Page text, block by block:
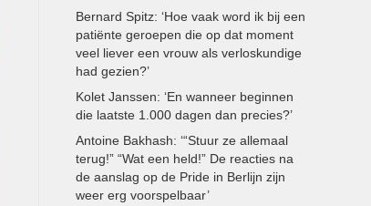
Bernard Spitz: ‘Hoe vaak word ik bij een
patiënte geroepen die op dat moment
veel liever een vrouw als verloskundige
had gezien?’
Kolet Janssen: ‘En wanneer beginnen
die laatste 1.000 dagen dan precies?’
Antoine Bakhash: ‘“Stuur ze allemaal
terug!” “Wat een held!” De reacties na
de aanslag op de Pride in Berlijn zijn
weer erg voorspelbaar’